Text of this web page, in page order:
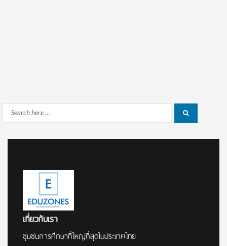
Search
เกี่ยวกับเรา
ชุมชนการศึกษาที่ใหญ่ที่สุดในประเทศไทย